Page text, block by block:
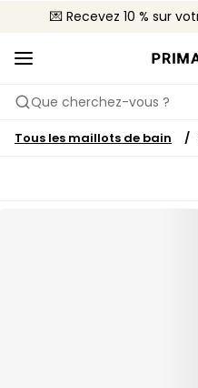
💌 Recevez 10 % sur
🚚 Livraison
📦
Que cherchez-vous ?
Tous les maillots de bain